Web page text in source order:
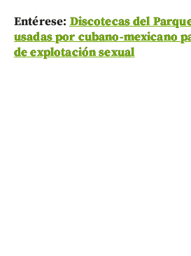
Entérese:Discotecas del
usadas por cubano-mexicano
de explotación sexual